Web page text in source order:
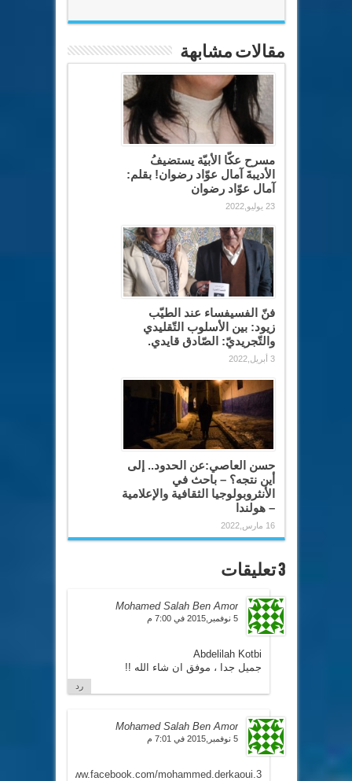
مقالات مشابهة
مسرح عكّا الأبيّة يستضيفُ
الأديبةَ آمال عوّاد رضوان! بقلم:
آمال عوّاد رضوان
23 يوليو,2022
فنّ الفسيفساء عند الطيّب
زيود: بين الأسلوب التّقليدي
والتّجريديّ: الصّادق قايدي.
3 أبريل,2022
حسن العاصي:عن الحدود.. إلى
أين نتجه؟ – باحث في
الأنثروبولوجيا الثقافية والإعلامية
– هولندا
16 مارس,2022
3 تعليقات
Mohamed Salah Ben Amor
5 نوفمبر,2015 في 7:00 م
Abdelilah Kotbi
جميل جدا ، موفق ان شاء الله !!
رد
Mohamed Salah Ben Amor
5 نوفمبر,2015 في 7:01 م
https://www.facebook.com/mohammed.derkaoui.3